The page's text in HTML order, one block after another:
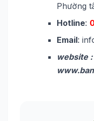
Phường
Hotline:
Email:
website :